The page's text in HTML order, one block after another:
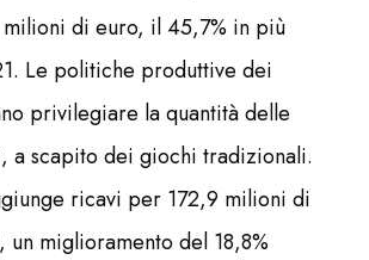
di euro, il 45,7% in più
Le politiche produttive dei
privilegiare la quantità delle
a scapito dei giochi tradizionali.
ricavi per 172,9 milioni di
miglioramento del 18,8%